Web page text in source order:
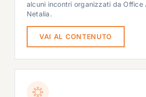
alcuni incontri organizzati da Office
Netalia.
VAI AL CONTENUTO